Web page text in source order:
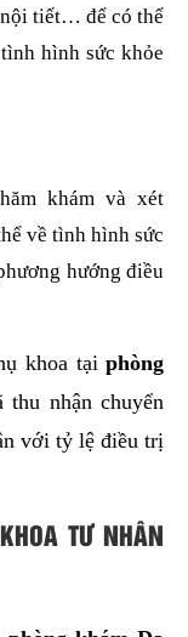
nội tiết… để có thể
hình sức khỏe
khám và xét
về tình hình sức
hướng điều
khoa tạiphòng
thu nhận chuyển
với tỷ lệ điều trị
TƯ NHÂN